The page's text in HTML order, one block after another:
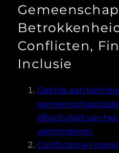
Conflicten,
Inclusie
Gebrek aan
effectiviteit van
verminderen.
Conflicten en